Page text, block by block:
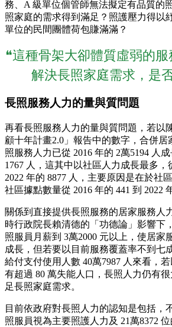
務、A 級單位個管師無法擬定有品質的
照家庭的需求得到滿足？照護壓力得以
單位的民間團體荷包賺滿滿？
❝這種骨架大卻體質虛弱的
解決長照家庭需求，是
長照服務人力的量與質問題
再看長照服務人力的量與質問題，若以
顧十年計畫2.0」報告中的數字，合併
照服務人力已從 2016 年的 2萬5194 人
1767 人，這其中以社區人力成長最多，
2022 年的 8877 人，主要原因是在於社
社區據點數量從 2016 年的 441 到 2022
關係到直接提供長照服務的居家服務人
時行政院長賴清德的「功德論」影響下
照服員月薪到 3萬2000 元以上，使居家
成長，但若要以目前服務覆蓋率不到七
給付支付使用人數 40萬7987 人來看，
有超過 80 萬失能人口，長照人力仍有
足長照家庭需求。
目前依政府對長照人力的認知是包括，
照服員視為主要照護人力及 21萬8372